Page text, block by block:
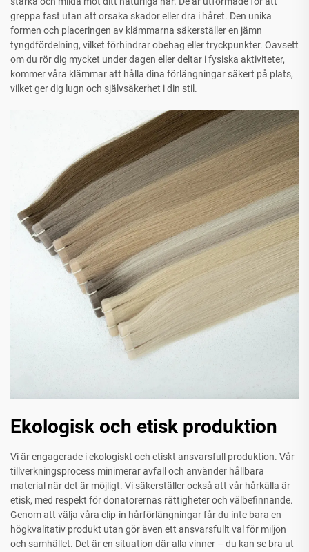
greppa fast utan att orsaka skador eller dra i håret. Den unika
formen och placeringen av klämmarna säkerställer en jämn
tyngdfördelning, vilket förhindrar obehag eller tryckpunkter. Oavsett
om du rör dig mycket under dagen eller deltar i fysiska aktiviteter,
kommer våra klämmar att hålla dina förlängningar säkert på plats,
vilket ger dig lugn och självsäkerhet i din stil.
Ekologisk och etisk produktion
Vi är engagerade i ekologiskt och etiskt ansvarsfull produktion. Vår
tillverkningsprocess minimerar avfall och använder hållbara
material när det är möjligt. Vi säkerställer också att vår hårkälla är
etisk, med respekt för donatorernas rättigheter och välbefinnande.
Genom att välja våra clip-in hårförlängningar får du inte bara en
högkvalitativ produkt utan gör även ett ansvarsfullt val för miljön
och samhället. Det är en situation där alla vinner – du kan se bra ut